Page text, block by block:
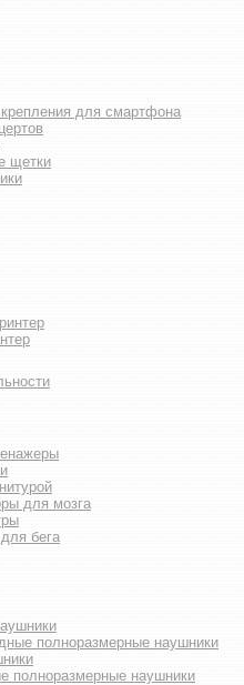
для смартфона
щетки
для мозга
бега
полноразмерные наушники
полноразмерные наушники